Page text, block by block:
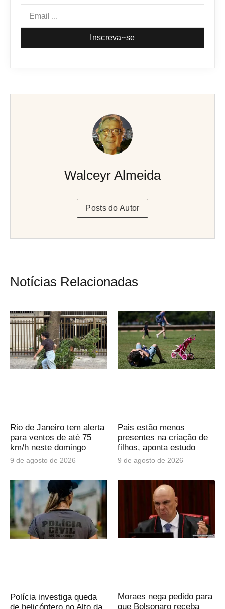
Inscreva~se
Walceyr Almeida
Posts do Autor
Notícias Relacionadas
Rio de Janeiro tem alerta
para ventos de até 75
km/h neste domingo
9 de agosto de 2026
Pais estão menos
presentes na criação de
filhos, aponta estudo
9 de agosto de 2026
Polícia investiga queda
de helicóptero no Alto da
Moraes nega pedido para
que Bolsonaro receba